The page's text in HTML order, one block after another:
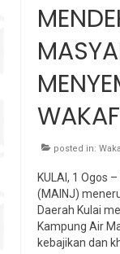
WAKAF
posted in:
KULAI, 1 Ogos
(MAINJ)
Daerah Kulai
Kampung Air
kebajikan dan